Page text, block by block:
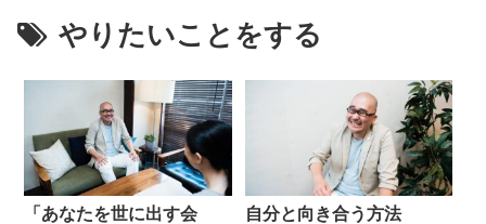
やりたいことをする
「あなたを世に出す会
自分と向き合う方法